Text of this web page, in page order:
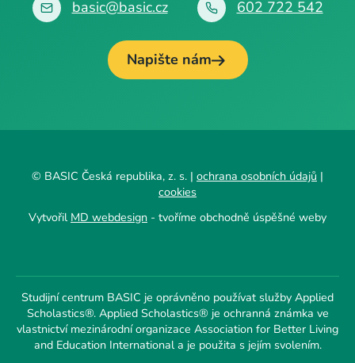
basic@basic.cz 602 722 542
Napište nám
© BASIC Česká republika, z. s. | ochrana osobních údajů |
cookies
Vytvořil MD webdesign - tvoříme obchodně úspěšné weby
Studijní centrum BASIC je oprávněno používat služby Applied
Scholastics®. Applied Scholastics® je ochranná známka ve
vlastnictví mezinárodní organizace Association for Better Living
and Education International a je použita s jejím svolením.